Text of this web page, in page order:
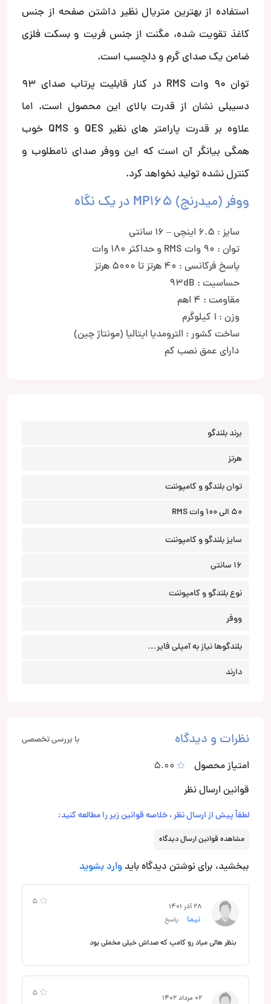
استفاده از بهترین متریال نظیر داشتن صفحه از جنس
کاغذ تقویت شده، مگنت از جنس فریت و بسکت فلزی
ضامن یک صدای گرم و دلچسب است.
توان 90 وات RMS در کنار قابلیت پرتاب صدای 93
دسیبلی نشان از قدرت بالای این محصول است. اما
علاوه بر قدرت پارامتر های نظیر QES و QMS خوب
همگی بیانگر آن است که این ووفر صدای نامطلوب و
کنترل نشده تولید نخواهد کرد.
ووفر (میدرنج) MP165 در یک نگاه
سایز : 6.5 اینچی – 16 سانتی
توان : 90 وات RMS و حداکثر 180 وات
پاسخ فرکانسی : 40 هرتز تا 5000 هرتز
حساسیت : 93dB
مقاومت : 4 اهم
وزن : 1 کیلوگرم
ساخت کشور : الترومدیا ایتالیا (مونتاژ چین)
دارای عمق نصب کم
برند بلندگو
هرتز
توان بلندگو و کامپوننت
50 الی 100 وات RMS
سایز بلندگو و کامپوننت
16 سانتی
نوع بلندگو و کامپوننت
ووفر
بلندگوها نیاز به آمپلی فایر...
دارند
نظرات و دیدگاه با بررسی تخصصی
امتیاز محصول
5.00
قوانین ارسال نظر
لطفاً پیش از ارسال نظر ، خلاصه قوانین زیر را مطالعه کنید:
مشاهده قوانین ارسال دیدگاه
ببخشید، برای نوشتن دیدگاه باید وارد بشوید
5 28 آذر 1401
نیما پاسخ
بنظر هالی میاد رو کامپ که صداش خیلی مخملی بود
5 02 مرداد 1402